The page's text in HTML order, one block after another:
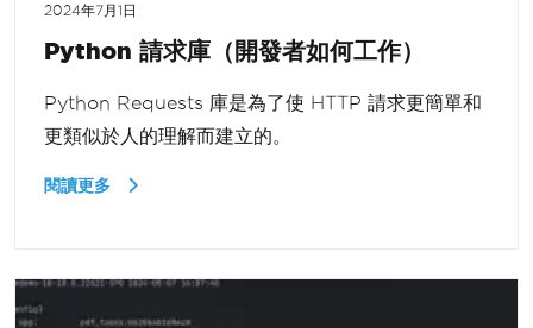
2024年7月1日
Python 請求庫（開發者如何工作）
Python Requests 庫是為了使 HTTP 請求更簡單和
更類似於人的理解而建立的。
閱讀更多